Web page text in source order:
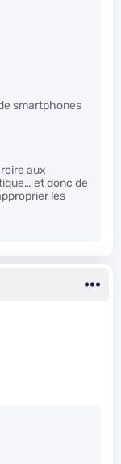
smartphones
aux
et donc de
les